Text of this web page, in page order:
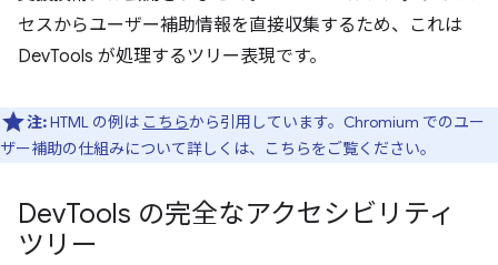
セスからユーザー補助情報を直接収集するため、これは
DevTools が処理するツリー表現です。
注:HTML の例は こちらから引用しています。Chromium でのユー
ザー補助の仕組みについて詳しくは、こちらをご覧ください。
DevTools の完全なアクセシビリティ
ツリー